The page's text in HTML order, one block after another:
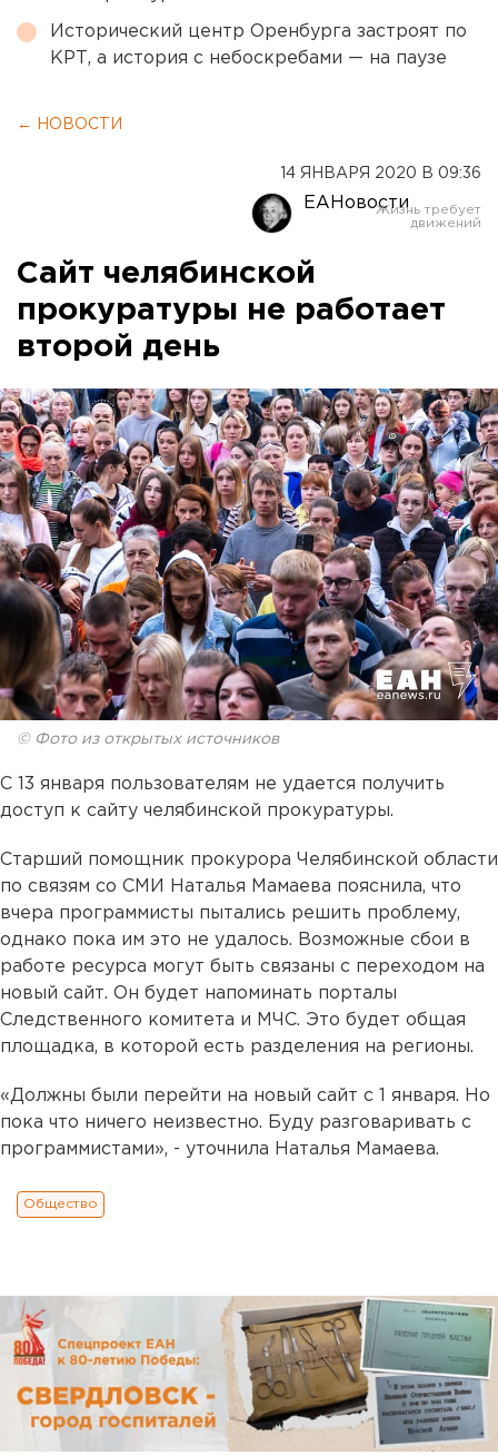
Исторический центр Оренбурга застроят по
КРТ, а история с небоскребами — на паузе
← НОВОСТИ
14 ЯНВАРЯ 2020 В 09:36
ЕАНовости
Сайт челябинской
прокуратуры не работает
второй день
© Фото из открытых источников
С 13 января пользователям не удается получить
доступ к сайту челябинской прокуратуры.
Старший помощник прокурора Челябинской области
по связям со СМИ Наталья Мамаева пояснила, что
вчера программисты пытались решить проблему,
однако пока им это не удалось. Возможные сбои в
работе ресурса могут быть связаны с переходом на
новый сайт. Он будет напоминать порталы
Следственного комитета и МЧС. Это будет общая
площадка, в которой есть разделения на регионы.
«Должны были перейти на новый сайт с 1 января. Но
пока что ничего неизвестно. Буду разговаривать с
программистами», - уточнила Наталья Мамаева.
Общество